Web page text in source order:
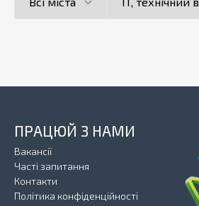
ПРАЦЮЙ З НАМИ
Вакансії
Часті запитання
Контакти
Політика конфіденційності